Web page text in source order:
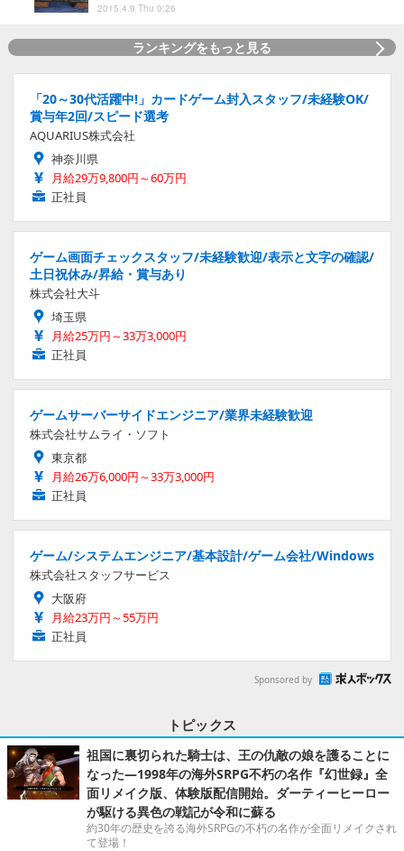
2015.4.9 Thu 0:26
ランキングをもっと見る
「20～30代活躍中!」カードゲーム封入スタッフ/未経験OK/
賞与年2回/スピード選考
AQUARIUS株式会社
神奈川県
月給29万9,800円～60万円
正社員
ゲーム画面チェックスタッフ/未経験歓迎/表示と文字の確認/
土日祝休み/昇給・賞与あり
株式会社大斗
埼玉県
月給25万円～33万3,000円
正社員
ゲームサーバーサイドエンジニア/業界未経験歓迎
株式会社サムライ・ソフト
東京都
月給26万6,000円～33万3,000円
正社員
ゲーム/システムエンジニア/基本設計/ゲーム会社/Windows
株式会社スタッフサービス
大阪府
月給23万円～55万円
正社員
Sponsored by
トピックス
祖国に裏切られた騎士は、王の仇敵の娘を護ることに
なった―1998年の海外SRPG不朽の名作『幻世録』全
面リメイク版、体験版配信開始。ダーティーヒーロー
が駆ける異色の戦記が令和に蘇る
約30年の歴史を誇る海外SRPGの不朽の名作が全面リメイクされ
て登場！